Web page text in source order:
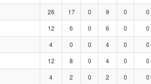
26 17 0 9 0 0
12 6 0 6 0 0
4 0 0 4 0 0
12 8 0 4 0 0
4 2 0 2 0 0